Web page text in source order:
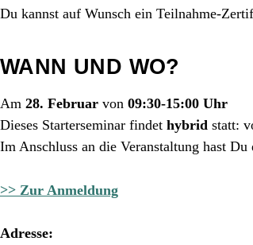
Du kannst auf Wunsch ein Teilnahme-
WANN UND WO?
Am 28. Februar von 09:30-15:00 Uhr
Dieses Starterseminar findet hybrid statt:
Im Anschluss an die Veranstaltung hast Du
>> Zur Anmeldung
Adresse: